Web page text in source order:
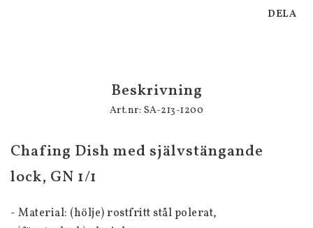
DELA
Beskrivning
Art.nr: SA-213-1200
Chafing Dish med självstängande
lock, GN 1/1
- Material: (hölje) rostfritt stål polerat,